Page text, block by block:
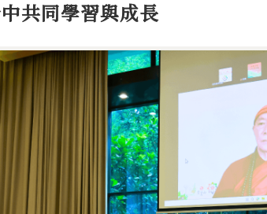
共同學習與成長